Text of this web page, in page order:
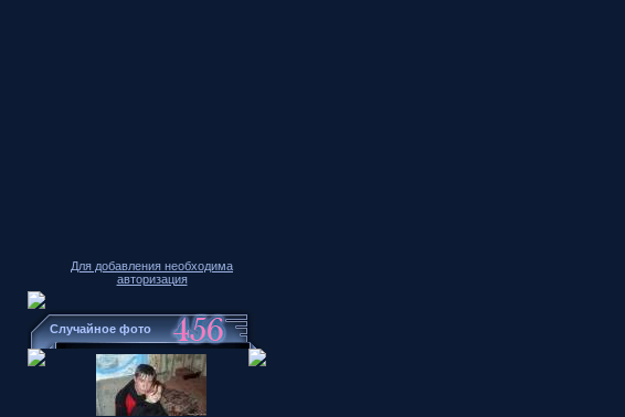
Для добавления необходима
авторизация
Случайное фото